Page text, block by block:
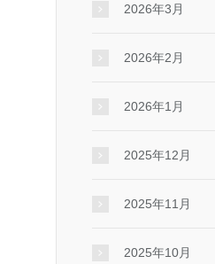
2026年3月
2026年2月
2026年1月
2025年12月
2025年11月
2025年10月